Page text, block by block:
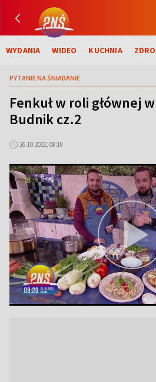
WYDANIA WIDEO KUCHNIA
PYTANIE NA ŚNIADANIE
Fenkuł w roli głównej
Budnik cz.2
26.10.2022, 08:18